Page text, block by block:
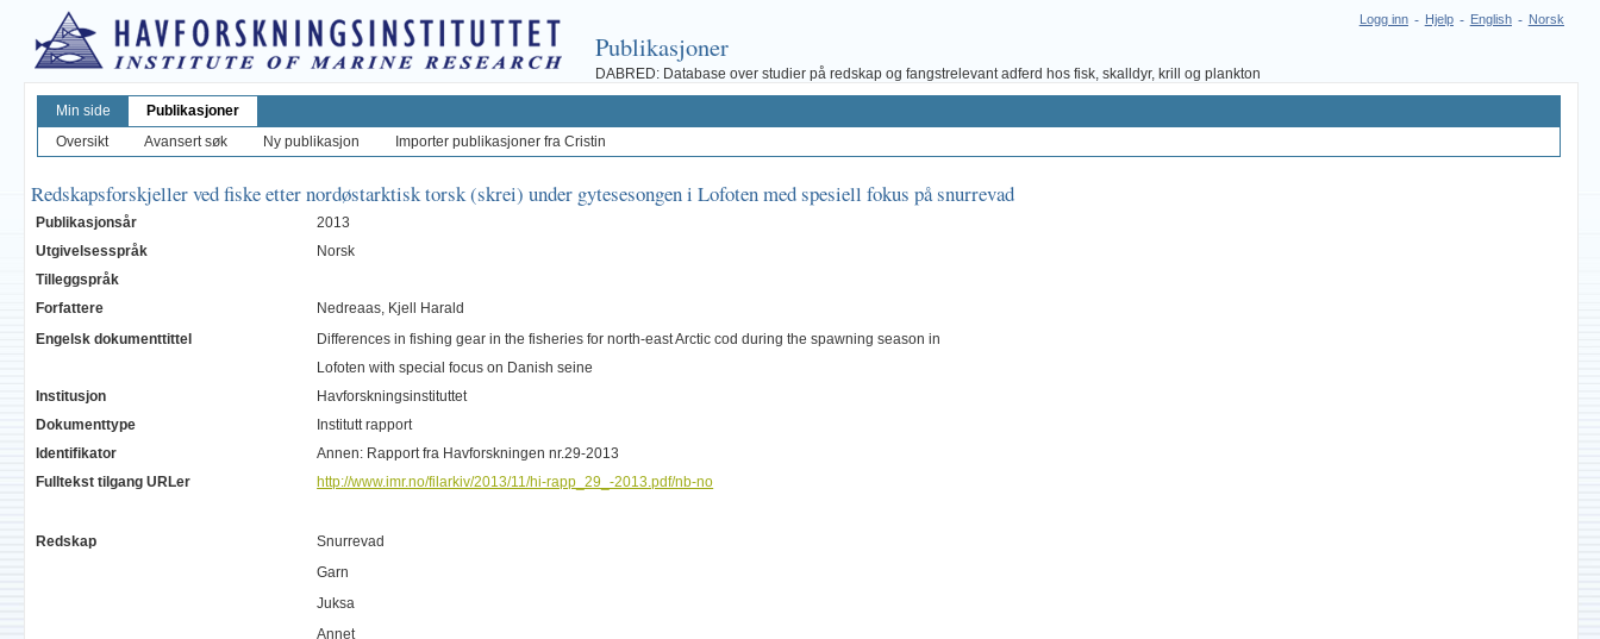
Norsk
-
English
-
Hjelp
-
Logg inn
Publikasjoner
DABRED: Database over studier på redskap og fangstrelevant adferd hos fisk, skalldyr, krill og plankton
Min side
Publikasjoner
Oversikt
Avansert søk Ny publikasjon Importer publikasjoner fra Cristin
Redskapsforskjeller ved fiske etter nordøstarktisk torsk (skrei) under gytesesongen i Lofoten med spesiell fokus på snurrevad
Publikasjonsår
2013
Utgivelsesspråk
Norsk
Tilleggspråk
Forfattere
Nedreaas, Kjell Harald
Engelsk dokumenttittel
Differences in fishing gear in the fisheries for north-east Arctic cod during the spawning season in
Lofoten with special focus on Danish seine
Institusjon
Havforskningsinstituttet
Dokumenttype
Institutt rapport
Identifikator
Annen: Rapport fra Havforskningen nr.29-2013
Fulltekst tilgang URLer
http://www.imr.no/filarkiv/2013/11/hi-rapp_29_-2013.pdf/nb-no
Redskap
Snurrevad
Garn
Juksa
Annet